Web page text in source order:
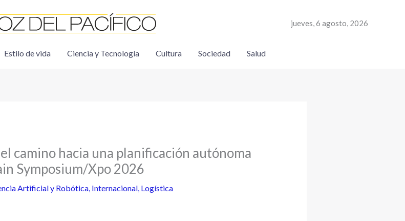
jueves, 6 agosto, 2026
Estilo de vida Ciencia y Tecnología Cultura Sociedad Salud
camino hacia una planificación autónoma
Symposium/Xpo 2026
Artificial y Robótica, Internacional, Logística